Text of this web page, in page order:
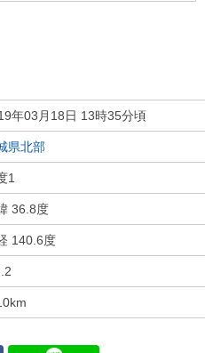
年03月18日 13時35分頃
県北部
1
36.8度
140.6度